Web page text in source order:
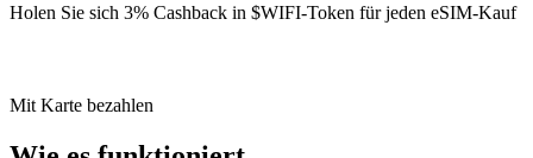
Holen Sie sich 3% Cashback in $WIFI-Token für jeden eSIM-Kauf
Mit Karte bezahlen